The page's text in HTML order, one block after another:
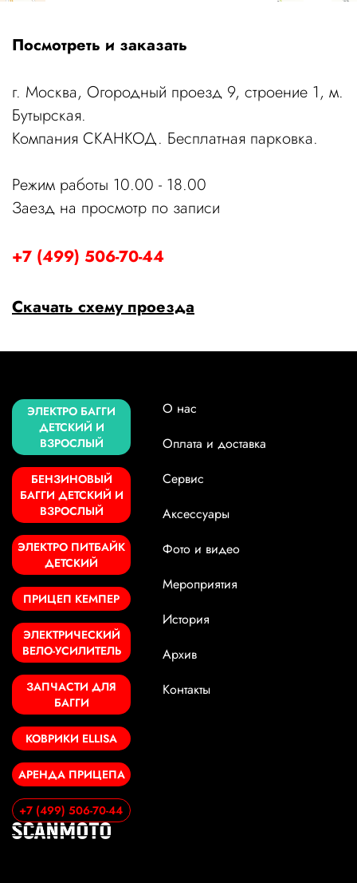
Посмотреть и заказать
г. Москва, Огородный проезд 9, строение 1, м.
Бутырская.
Компания СКАНКОД. Бесплатная парковка.
Режим работы 10.00 - 18.00
Заезд на просмотр по записи
+7 (499) 506-70-44
Скачать схему проезда
ЭЛЕКТРО БАГГИ
ДЕТСКИЙ И
ВЗРОСЛЫЙ
БЕНЗИНОВЫЙ
БАГГИ ДЕТСКИЙ И
ВЗРОСЛЫЙ
ЭЛЕКТРО ПИТБАЙК
ДЕТСКИЙ
ПРИЦЕП КЕМПЕР
ЭЛЕКТРИЧЕСКИЙ
ВЕЛО-УСИЛИТЕЛЬ
ЗАПЧАСТИ ДЛЯ
БАГГИ
КОВРИКИ ELLISA
АРЕНДА ПРИЦЕПА
+7 (499) 506-70-44
О нас
Оплата и доставка
Сервис
Аксессуары
Фото и видео
Мероприятия
История
Архив
Контакты